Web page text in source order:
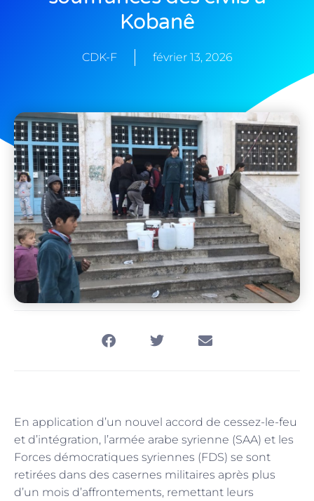
Kobanê
CDK-F février 13, 2026
En application d’un nouvel accord de cessez-le-feu
et d’intégration, l’armée arabe syrienne (SAA) et les
Forces démocratiques syriennes (FDS) se sont
retirées dans des casernes militaires après plus
d’un mois d’affrontements, remettant leurs